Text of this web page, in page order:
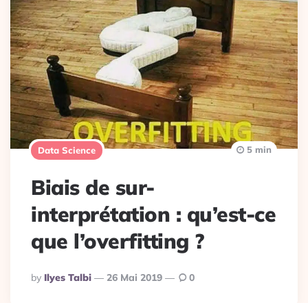
Data Science
Biais de sur-
interprétation : qu’est-ce
que l’overfitting ?
Posted
By
By Ilyes Talbi 26 Mai 2019
5 min
0